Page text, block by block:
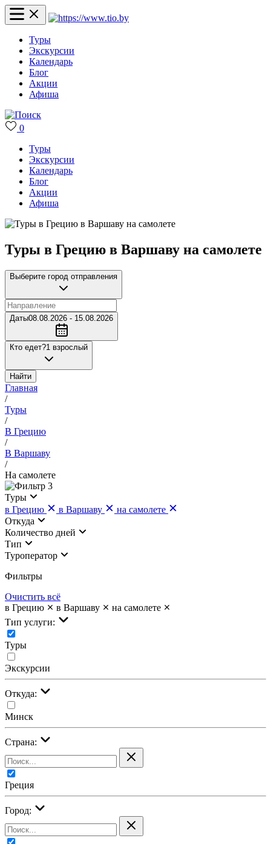
Туры
Экскурсии
Календарь
Блог
Акции
Афиша
0
Туры
Экскурсии
Календарь
Блог
Акции
Афиша
Туры в Грецию в Варшаву на самолете
Выберите город отправления
Даты08.08.2026 - 15.08.2026
Кто едет?1 взрослый
Найти
Главная
/
Туры
/
В Грецию
/
В Варшаву
/
На самолете
3
Туры
в Грецию
в Варшаву
на самолете
Откуда
Количество дней
Тип
Туроператор
Фильтры
Очистить всё
в Грецию
в Варшаву
на самолете
Тип услуги:
Туры
Экскурсии
Откуда:
Минск
Страна:
Греция
Город: